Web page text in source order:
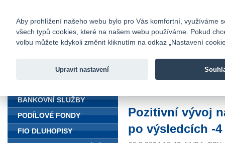
Fio banka
Fio banka
Pozitivní vývoj
po výsledcích -4
BANKOVNÍ SLUŽBY
PODÍLOVÉ FONDY
FIO DLUHOPISY
Aby prohlížení našeho webu bylo pro Vás komfortní, využíváme
všech typů cookies, které na našem webu používáme. Pokud
volbu můžete kdykoli změnit kliknutím na odkaz „Nastavení
Upravit nastavení